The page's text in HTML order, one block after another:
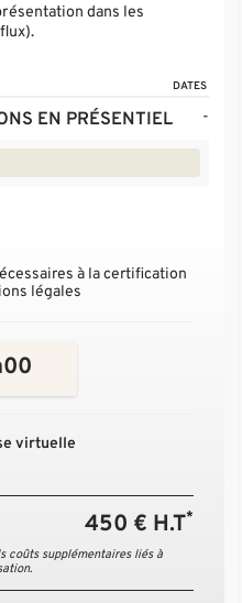
dans les
DATES
EN PRÉSENTIEL -
à la certification
légales
virtuelle
450 € H.T*
coûts supplémentaires liés à